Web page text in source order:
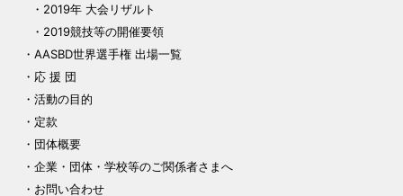
2019年 大会リザルト
2019競技等の開催要領
AASBD世界選手権 出場一覧
応 援 団
活動の目的
定款
団体概要
企業・団体・学校等のご関係者さまへ
お問い合わせ